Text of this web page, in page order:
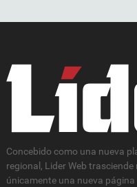
Concebido como una nueva
regional, Lider Web
únicamente una nueva